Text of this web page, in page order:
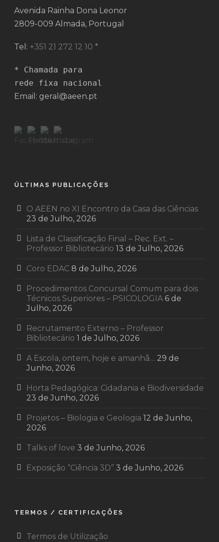
Avenida Rainha Dona Leonor
2809-009 Almada, Portugal
Tel: +351 21 272 12 10 *
* Chamada para
rede fixa nacional
Email: geral@aeen.pt
ÚLTIMAS PUBLICAÇÕES
O AEEN no XI Encontro da Casa das Ciências
23 de Julho, 2026
Lista de Classificação Final – Rec. Ext. –
Professor Bibliotecário 13 de Julho, 2026
Coro EDAC 8 de Julho, 2026
Procedimentos Concursal Comum para dois
Técnicos Superiores – PSICOLOGIA 6 de
Julho, 2026
Recrutamento Externo – Professor
Bibliotecário 1 de Julho, 2026
A Escola, ontem, hoje e amanhã… 29 de
Junho, 2026
Horta Pedagógica: Cidadania e Biodiversidade
23 de Junho, 2026
Projetos – Biologia e Geologia 12 de Junho,
2026
Talks of love 3 de Junho, 2026
Exposição “Ciência 3D” 3 de Junho, 2026
TERMOS / CERTIFICAÇÕES
Termos de Utilização